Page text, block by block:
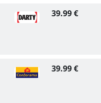
39.99 €
39.99 €